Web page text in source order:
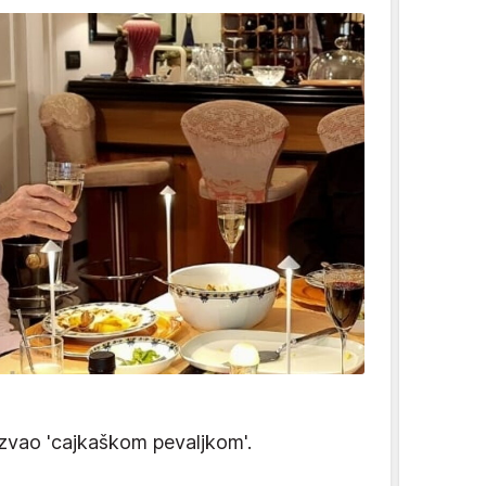
'cajkaškom pevaljkom'.